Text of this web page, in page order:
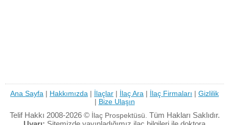
Ana Sayfa | Hakkımızda | İlaçlar | İlaç Ara | İlaç Firmaları | Gizlilik
| Bize Ulaşın
Telif Hakkı 2008-2026 © İlaç Prospektüsü. Tüm Hakları Saklıdır.